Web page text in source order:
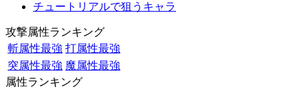
チュートリアルで狙うキャラ
攻撃属性ランキング
斬属性最強 打属性最強
突属性最強 魔属性最強
属性ランキング